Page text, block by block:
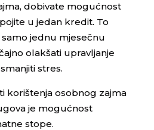
dobivate mogućnost
u jedan kredit. To
jednu mjesečnu
olakšati upravljanje
stres.
korištenja osobnog zajma
je mogućnost
stope.